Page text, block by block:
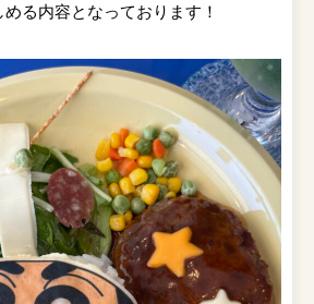
る内容となっております！